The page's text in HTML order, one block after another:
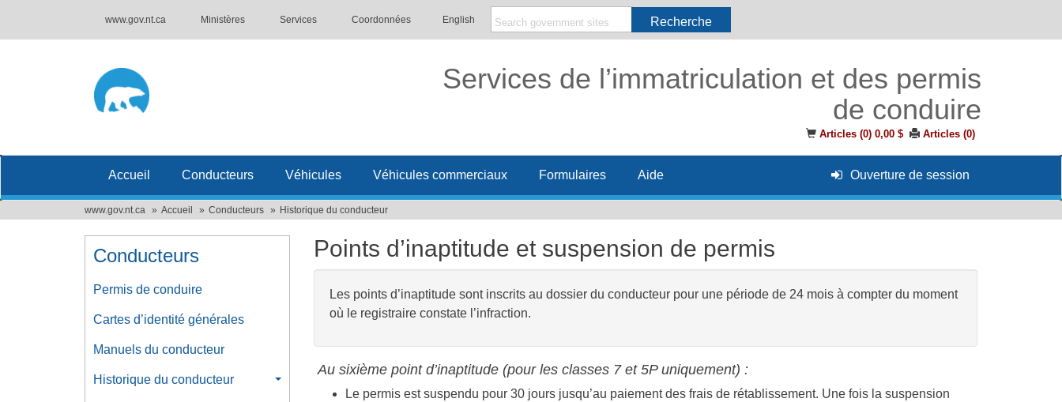
www.gov.nt.ca Ministères Services Coordonnées English Recherche
Services de l’immatriculation et des permis
de conduire
Articles (0) 0,00 $ Articles (0)
Accueil Conducteurs Véhicules Véhicules commerciaux Formulaires Aide Ouverture de session
www.gov.nt.ca Accueil Conducteurs Historique du conducteur
Conducteurs
Permis de conduire
Cartes d’identité générales
Manuels du conducteur
Historique du conducteur
Points d’inaptitude et suspension de permis
Les points d’inaptitude sont inscrits au dossier du conducteur pour une période de 24 mois à compter du moment
où le registraire constate l’infraction.
Au sixième point d’inaptitude (pour les classes 7 et 5P uniquement) :
Le permis est suspendu pour 30 jours jusqu’au paiement des frais de rétablissement. Une fois la suspension